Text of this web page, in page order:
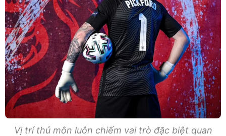
Vị trí thủ môn luôn chiếm vai trò đặc biệt quan